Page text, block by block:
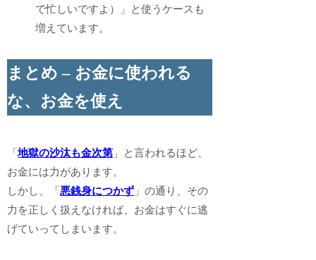
で忙しいですよ）」と使うケースも
増えています。
まとめ – お金に使われる
な、お金を使え
「地獄の沙汰も金次第 」と言われるほど、
お金には力があります。
しかし、「悪銭身につかず 」の通り、その
力を正しく扱えなければ、お金はすぐに逃
げていってしまいます。